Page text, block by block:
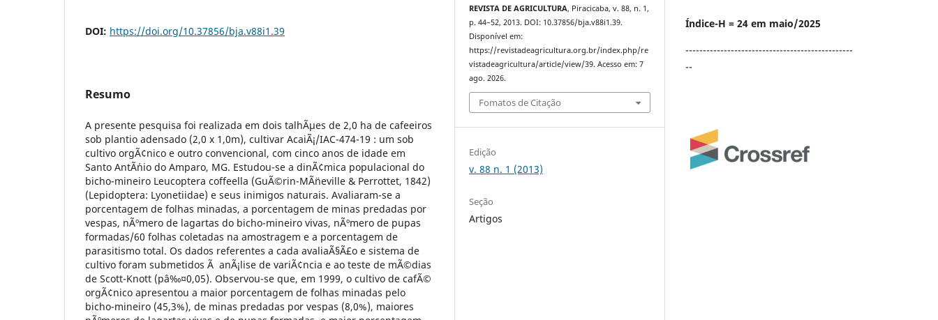
DOI: https://doi.org/10.37856/bja.v88i1.39
Resumo
A presente pesquisa foi realizada em dois talhÃµes de 2,0 ha de cafeeiros
sob plantio adensado (2,0 x 1,0m), cultivar AcaiÃ¡/IAC-474-19 : um sob
cultivo orgÃ¢nico e outro convencional, com cinco anos de idade em
Santo AntÃ´nio do Amparo, MG. Estudou-se a dinÃ¢mica populacional do
bicho-mineiro Leucoptera coffeella (GuÃ©rin-MÃ¨neville & Perrottet, 1842)
(Lepidoptera: Lyonetiidae) e seus inimigos naturais. Avaliaram-se a
porcentagem de folhas minadas, a porcentagem de minas predadas por
vespas, nÃºmero de lagartas do bicho-mineiro vivas, nÃºmero de pupas
formadas/60 folhas coletadas na amostragem e a porcentagem de
parasitismo total. Os dados referentes a cada avaliaÃ§Ã£o e sistema de
cultivo foram submetidos Ã anÃ¡lise de variÃ¢ncia e ao teste de mÃ©dias
de Scott-Knott (pâ‰¤0,05). Observou-se que, em 1999, o cultivo de cafÃ©
orgÃ¢nico apresentou a maior porcentagem de folhas minadas pelo
bicho-mineiro (45,3%), de minas predadas por vespas (8,0%), maiores
REVISTA DE AGRICULTURA, Piracicaba, v. 88, n. 1,
p. 44–52, 2013. DOI: 10.37856/bja.v88i1.39.
Disponível em:
https://revistadeagricultura.org.br/index.php/re
vistadeagricultura/article/view/39. Acesso em: 7
ago. 2026.
Fomatos de Citação
Edição
v. 88 n. 1 (2013)
Seção
Artigos
Índice-H = 24 em maio/2025
------------------------------------------------
--